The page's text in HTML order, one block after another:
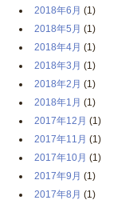
2018年6月 (1)
2018年5月 (1)
2018年4月 (1)
2018年3月 (1)
2018年2月 (1)
2018年1月 (1)
2017年12月 (1)
2017年11月 (1)
2017年10月 (1)
2017年9月 (1)
2017年8月 (1)